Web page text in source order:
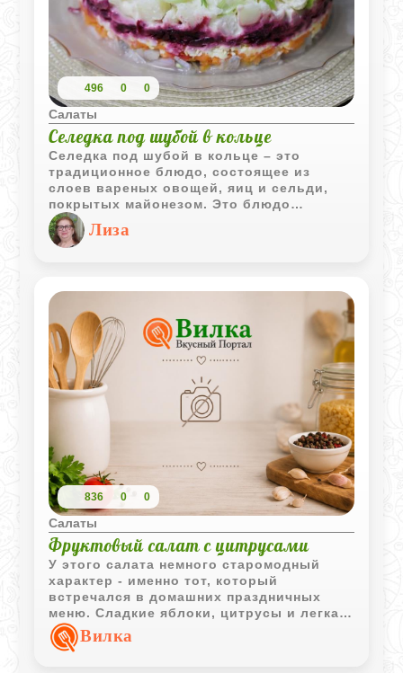
496 0 0
Салаты
Селедка под шубой в кольце
Селедка под шубой в кольце – это
традиционное блюдо, состоящее из
слоев вареных овощей, яиц и сельди,
покрытых майонезом. Это блюдо
является неотъемлемой частью
праздничного стола и пользуется
популярностью благодаря своему
сельди под шубой по-домашнему
используются свежие ингредиенты, что
делает это блюдо не только вкусным, но
и полезным.
Лиза
836 0 0
Салаты
Фруктовый салат с цитрусами
У этого салата немного старомодный
характер - именно тот, который
встречался в домашних праздничных
меню. Сладкие яблоки, цитрусы и легкая
лимонная свежесть неожиданно хорошо
сочетаются с нежной майонезной
Вилка